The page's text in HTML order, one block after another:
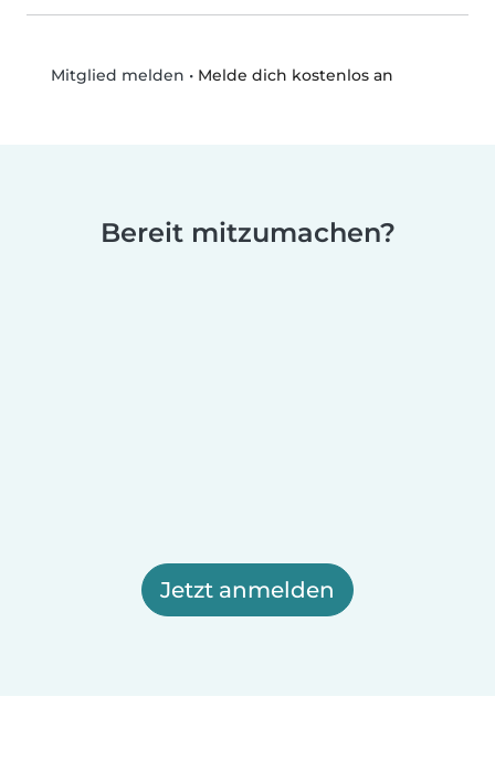
Mitglied melden • Melde dich kostenlos an
Bereit mitzumachen?
Jetzt anmelden